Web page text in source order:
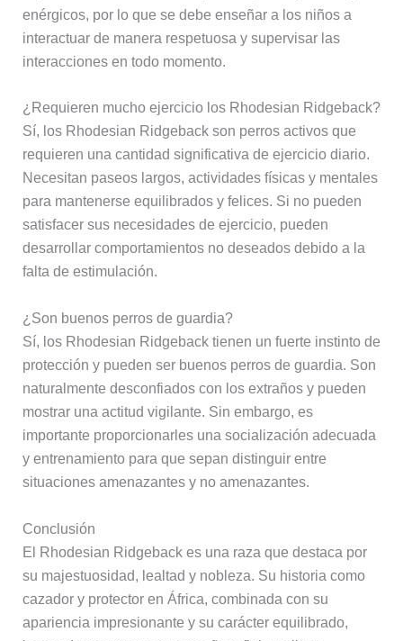
enérgicos, por lo que se debe enseñar a los niños a
interactuar de manera respetuosa y supervisar las
interacciones en todo momento.
¿Requieren mucho ejercicio los Rhodesian Ridgeback?
Sí, los Rhodesian Ridgeback son perros activos que
requieren una cantidad significativa de ejercicio diario.
Necesitan paseos largos, actividades físicas y mentales
para mantenerse equilibrados y felices. Si no pueden
satisfacer sus necesidades de ejercicio, pueden
desarrollar comportamientos no deseados debido a la
falta de estimulación.
¿Son buenos perros de guardia?
Sí, los Rhodesian Ridgeback tienen un fuerte instinto de
protección y pueden ser buenos perros de guardia. Son
naturalmente desconfiados con los extraños y pueden
mostrar una actitud vigilante. Sin embargo, es
importante proporcionarles una socialización adecuada
y entrenamiento para que sepan distinguir entre
situaciones amenazantes y no amenazantes.
Conclusión
El Rhodesian Ridgeback es una raza que destaca por
su majestuosidad, lealtad y nobleza. Su historia como
cazador y protector en África, combinada con su
apariencia impresionante y su carácter equilibrado,